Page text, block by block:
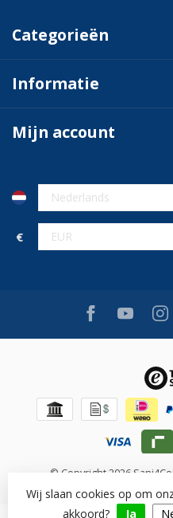
Categorieën
Informatie
Mijn account
€
© Copyright 2026
Wij slaan cookies op om
akkoord?
Ja